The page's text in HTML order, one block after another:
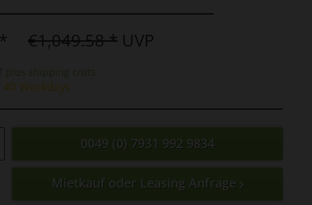
€1,049.58 * UVP
plus shipping costs
Workdays
0049 (0) 7931 992 9834
Mietkauf oder Leasing Anfrage